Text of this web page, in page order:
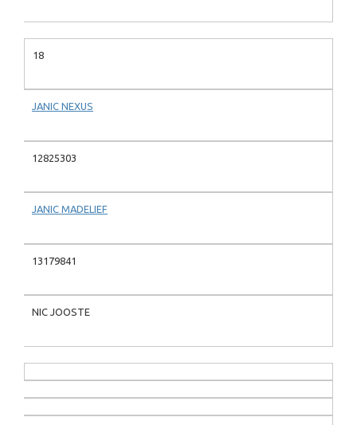
18
JANIC NEXUS
12825303
JANIC MADELIEF
13179841
NIC JOOSTE